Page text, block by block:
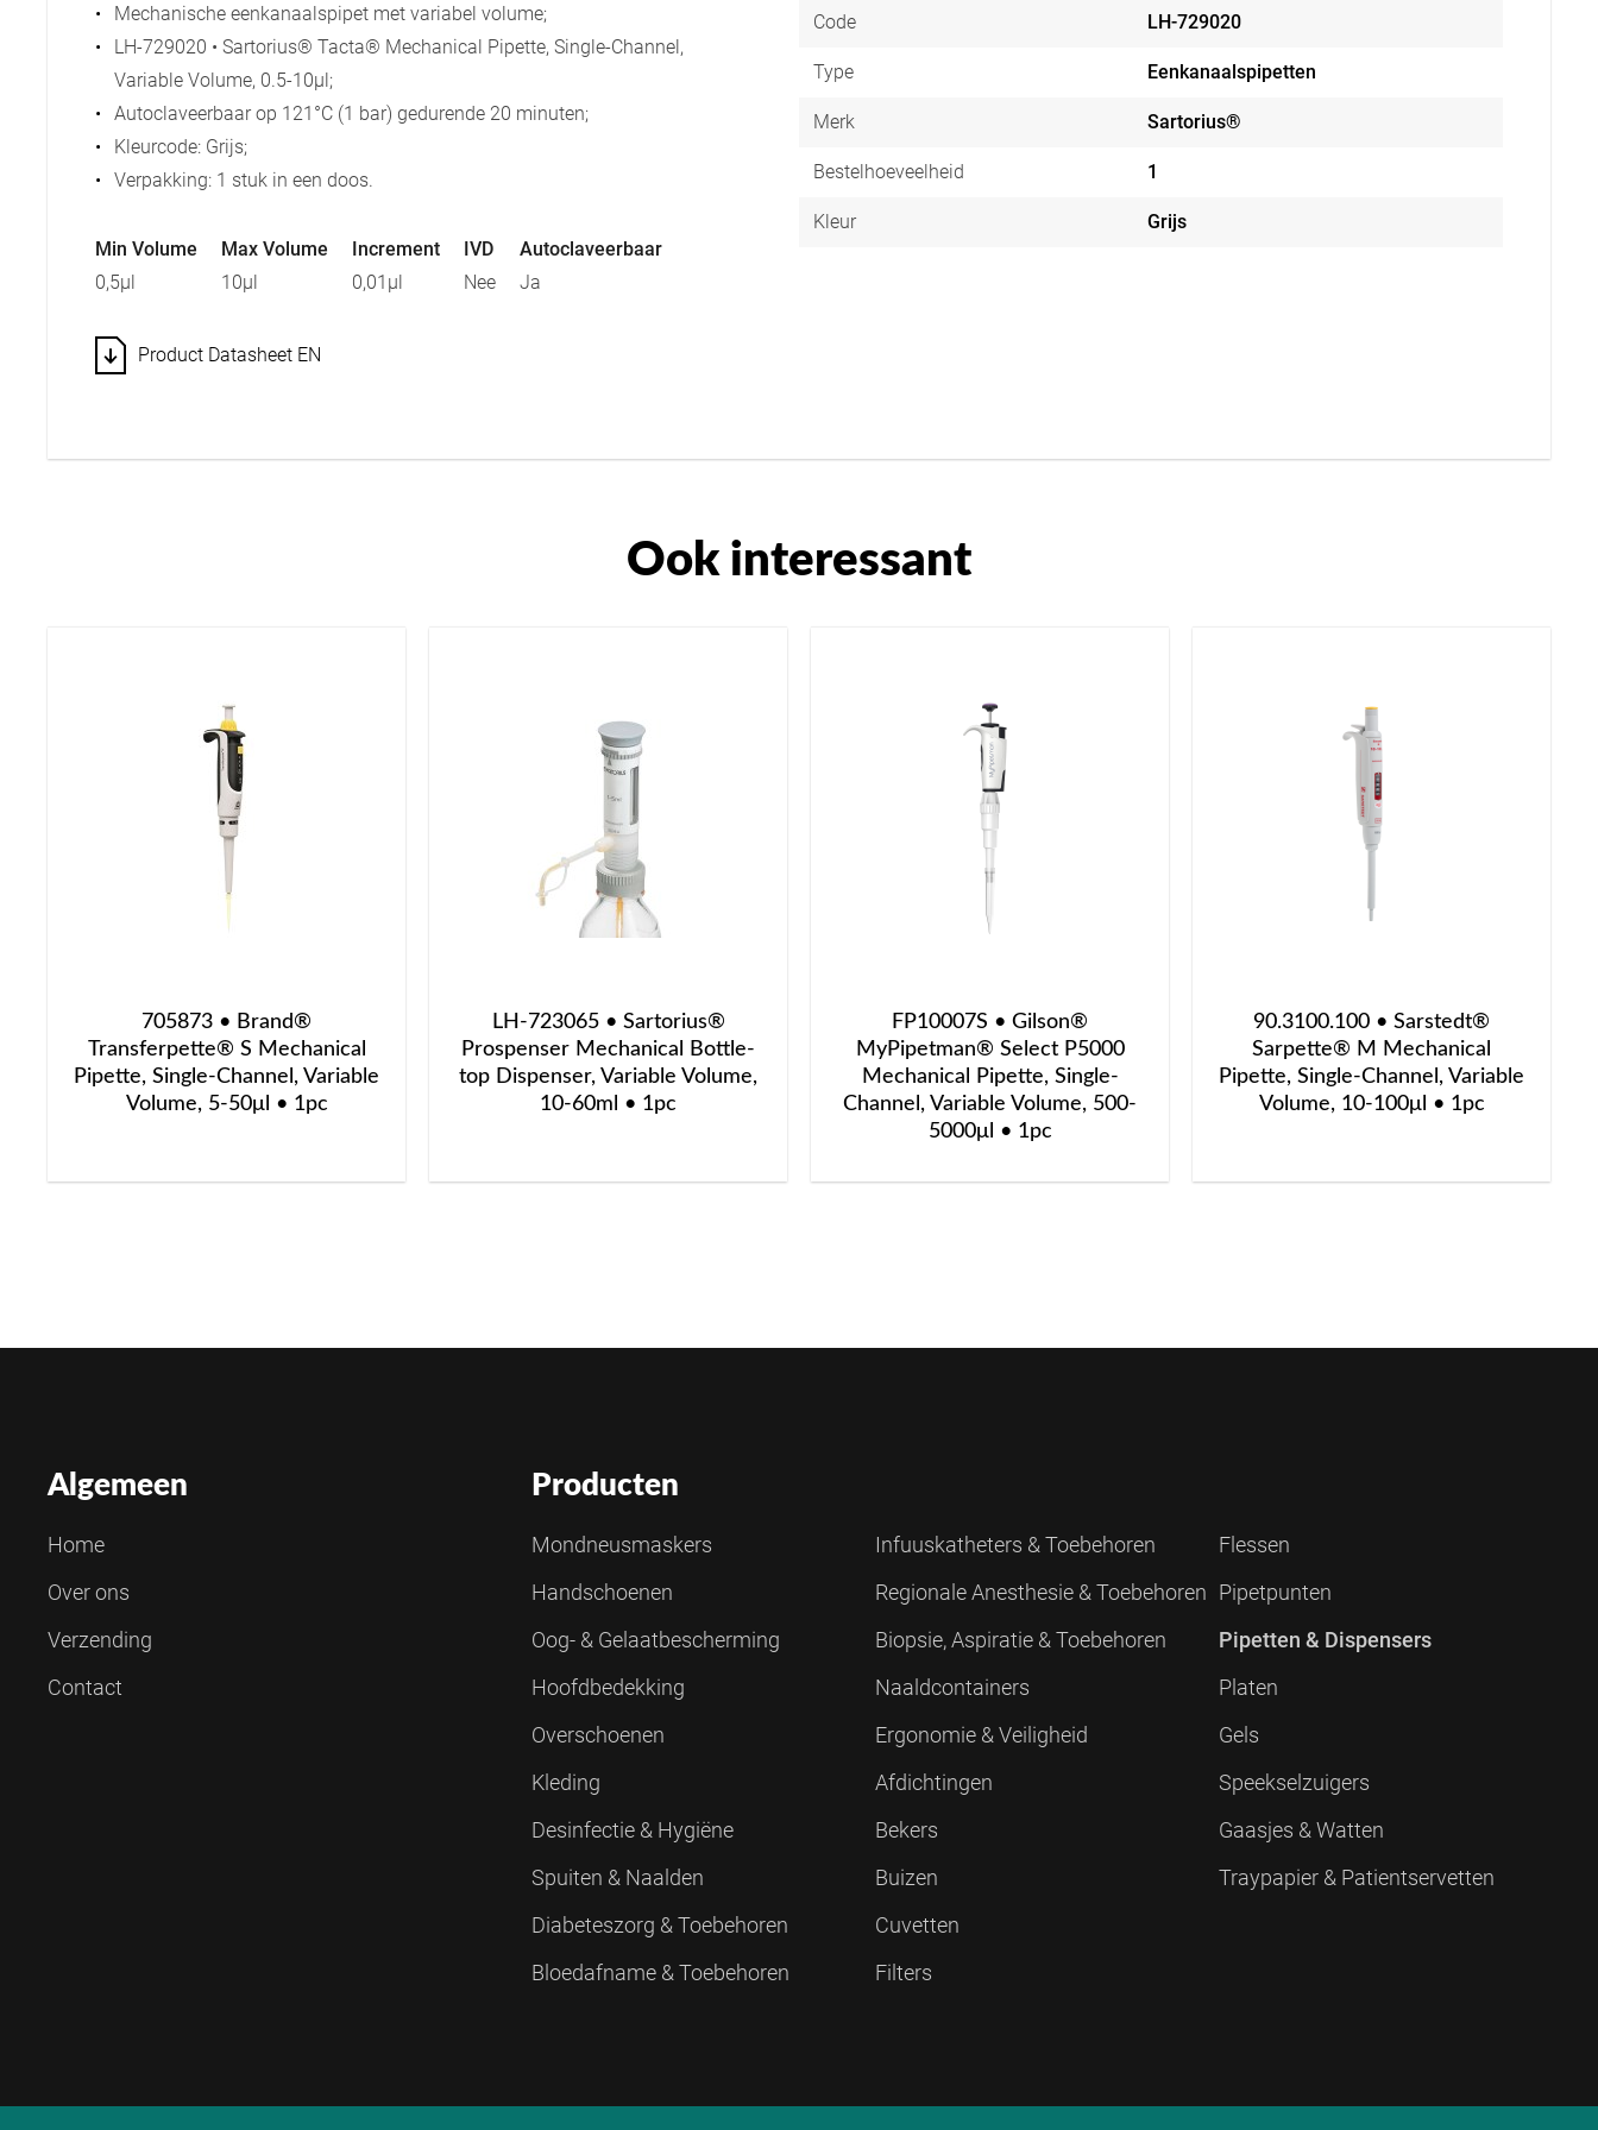
Mechanische eenkanaalspipet met variabel volume;
LH-729020 • Sartorius® Tacta® Mechanical Pipette, Single-Channel,
Variable Volume, 0.5-10µl;
Autoclaveerbaar op 121°C (1 bar) gedurende 20 minuten;
Kleurcode: Grijs;
Verpakking: 1 stuk in een doos.
Min Volume Max Volume Increment IVD
Autoclaveerbaar
0,5µl
10µl 0,01µl Nee Ja
Product Datasheet EN
Code LH-729020
Type Eenkanaalspipetten
Merk Sartorius®
Bestelhoeveelheid 1
Kleur Grijs
Ook interessant
705873 • Brand®
Transferpette® S Mechanical
Pipette, Single-Channel, Variable
Volume, 5-50μl • 1pc
LH-723065 • Sartorius®
Prospenser Mechanical Bottle-
top Dispenser, Variable Volume,
10-60ml • 1pc
FP10007S • Gilson®
MyPipetman® Select P5000
Mechanical Pipette, Single-
Channel, Variable Volume, 500-
5000μl • 1pc
90.3100.100 • Sarstedt®
Sarpette® M Mechanical
Pipette, Single-Channel, Variable
Volume, 10-100μl • 1pc
Algemeen
Home
Over ons
Verzending
Contact
Producten
Mondneusmaskers
Handschoenen
Oog- & Gelaatbescherming
Hoofdbedekking
Overschoenen
Kleding
Desinfectie & Hygiëne
Spuiten & Naalden
Diabeteszorg & Toebehoren
Bloedafname & Toebehoren
Infuuskatheters & Toebehoren
Regionale Anesthesie & Toebehoren
Biopsie, Aspiratie & Toebehoren
Naaldcontainers
Ergonomie & Veiligheid
Afdichtingen
Bekers
Buizen
Cuvetten
Filters
Flessen
Pipetpunten
Pipetten & Dispensers
Platen
Gels
Speekselzuigers
Gaasjes & Watten
Traypapier & Patientservetten